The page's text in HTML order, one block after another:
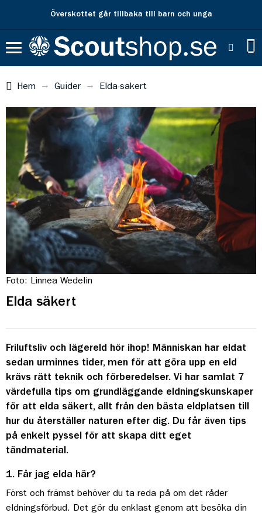
Överskottet går tillbaka till barn och unga
Hem Guider Elda-sakert
Foto: Linnea Wedelin
Elda säkert
Friluftsliv och lägereld hör ihop! Människan har eldat
sedan urminnes tider, men för att göra upp en eld
krävs rätt teknik och förberedelser. Vi har samlat 7
värdefulla tips om grundläggande eldningskunskaper
för att elda säkert, allt från den bästa eldplatsen till
hur du återställer naturen efter dig. Du får även tips
på enkelt pyssel för att skapa ditt eget
tändmaterial.
1. Får jag elda här?
Först och främst behöver du ta reda på om det råder
eldningsförbud. Det gör du enklast genom att besöka din